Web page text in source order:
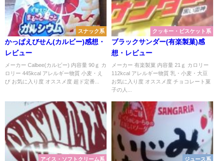
スナック系
かっぱえびせん(カルビー)感想・
レビュー
メーカー Calbee(カルビー) 内容量 90ｇ カ
ロリー 445kcal アレルギー物質 小麦・え
び お気に入り度 オススメ度 超ド定番...
クッキー・ビスケット系
ブラックサンダー(有楽製菓)感
想・レビュー
メーカー 有楽製菓 内容量 21ｇ カロリー
112kcal アレルギー物質 乳・小麦・大豆
お気に入り度 オススメ度 チョコレート菓
子の人...
アイス・ソフトクリーム系 ジュース系